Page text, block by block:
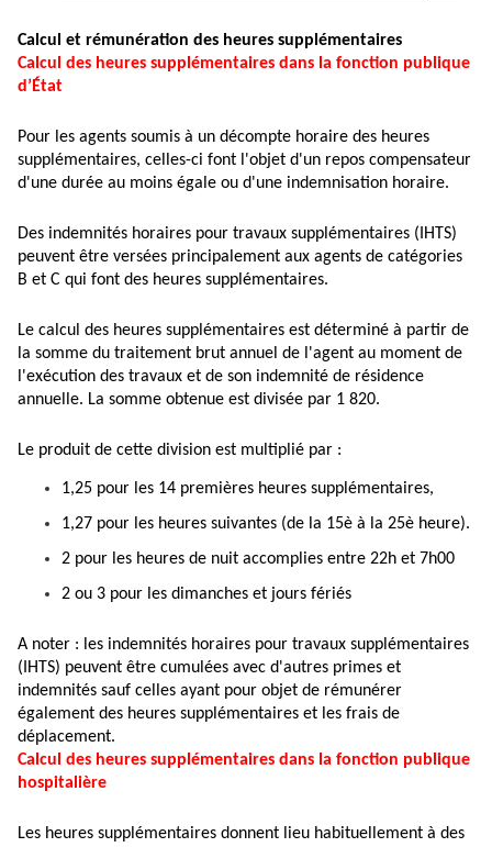
Calcul et rémunération des heures supplémentaires
Calcul des heures supplémentaires dans la fonction publique
d’État
Pour les agents soumis à un décompte horaire des heures
supplémentaires, celles-ci font l'objet d'un repos compensateur
d'une durée au moins égale ou d'une indemnisation horaire.
Des indemnités horaires pour travaux supplémentaires (IHTS)
peuvent être versées principalement aux agents de catégories
B et C qui font des heures supplémentaires.
Le calcul des heures supplémentaires est déterminé à partir de
la somme du traitement brut annuel de l'agent au moment de
l'exécution des travaux et de son indemnité de résidence
annuelle. La somme obtenue est divisée par 1 820.
Le produit de cette division est multiplié par :
1,25 pour les 14 premières heures supplémentaires,
1,27 pour les heures suivantes (de la 15è à la 25è heure).
2 pour les heures de nuit accomplies entre 22h et 7h00
2 ou 3 pour les dimanches et jours fériés
A noter : les indemnités horaires pour travaux supplémentaires
(IHTS) peuvent être cumulées avec d'autres primes et
indemnités sauf celles ayant pour objet de rémunérer
également des heures supplémentaires et les frais de
déplacement.
Calcul des heures supplémentaires dans la fonction publique
hospitalière
Les heures supplémentaires donnent lieu habituellement à des